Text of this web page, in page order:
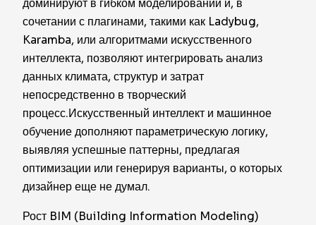
доминируют в гибком моделировании и, в
сочетании с плагинами, такими как Ladybug,
Karamba, или алгоритмами искусственного
интеллекта, позволяют интегрировать анализ
данных климата, структур и затрат
непосредственно в творческий
процесс.Искусственный интеллект и машинное
обучение дополняют параметрическую логику,
выявляя успешные паттерны, предлагая
оптимизации или генерируя варианты, о которых
дизайнер еще не думал.
Рост BIM (Building Information Modeling)